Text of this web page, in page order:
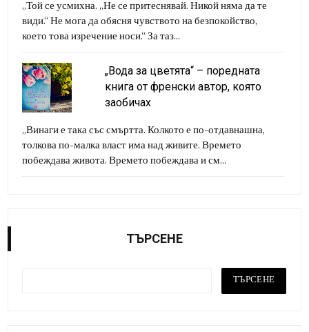
„Той се усмихна. „Не се притеснявай. Никой няма да те
види.“ Не мога да обясня чувството на безпокойство,
което това изречение носи.“ За таз...
„Вода за цветята“ – поредната
книга от френски автор, която
заобичах
„Винаги е така със смъртта. Колкото е по-отдавнашна,
толкова по-малка власт има над живите. Времето
побеждава живота. Времето побеждава и см...
ТЪРСЕНЕ